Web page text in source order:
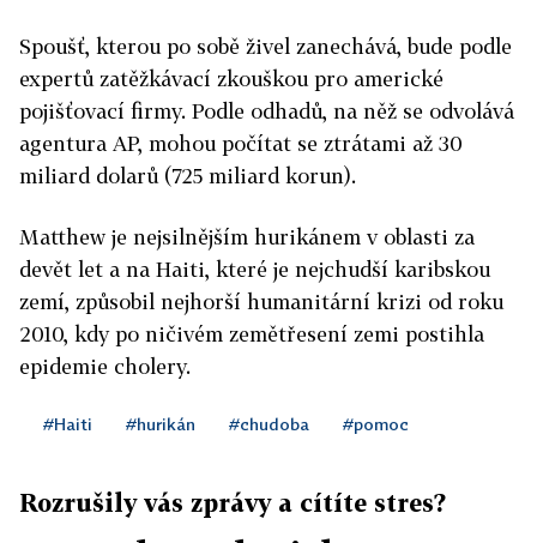
Spoušť, kterou po sobě živel zanechává, bude podle
expertů zatěžkávací zkouškou pro americké
pojišťovací firmy. Podle odhadů, na něž se odvolává
agentura AP, mohou počítat se ztrátami až 30
miliard dolarů (725 miliard korun).
Matthew je nejsilnějším hurikánem v oblasti za
devět let a na Haiti, které je nejchudší karibskou
zemí, způsobil nejhorší humanitární krizi od roku
2010, kdy po ničivém zemětřesení zemi postihla
epidemie cholery.
#Haiti #hurikán #chudoba #pomoc
Rozrušily vás zprávy a cítíte stres?